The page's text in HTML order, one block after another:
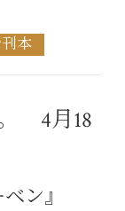
本
4月18
ン』